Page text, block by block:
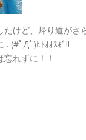
けど、帰り道がさ
ﾟДﾟ)ﾋﾄｵｵｽｷﾞ!!
れずに！！